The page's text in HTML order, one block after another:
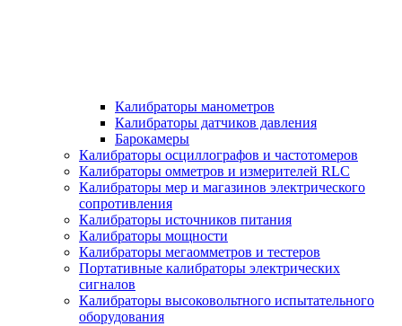
Калибраторы манометров
Калибраторы датчиков давления
Барокамеры
Калибраторы осциллографов и частотомеров
Калибраторы омметров и измерителей RLC
Калибраторы мер и магазинов электрического
сопротивления
Калибраторы источников питания
Калибраторы мощности
Калибраторы мегаомметров и тестеров
Портативные калибраторы электрических
сигналов
Калибраторы высоковольтного испытательного
оборудования